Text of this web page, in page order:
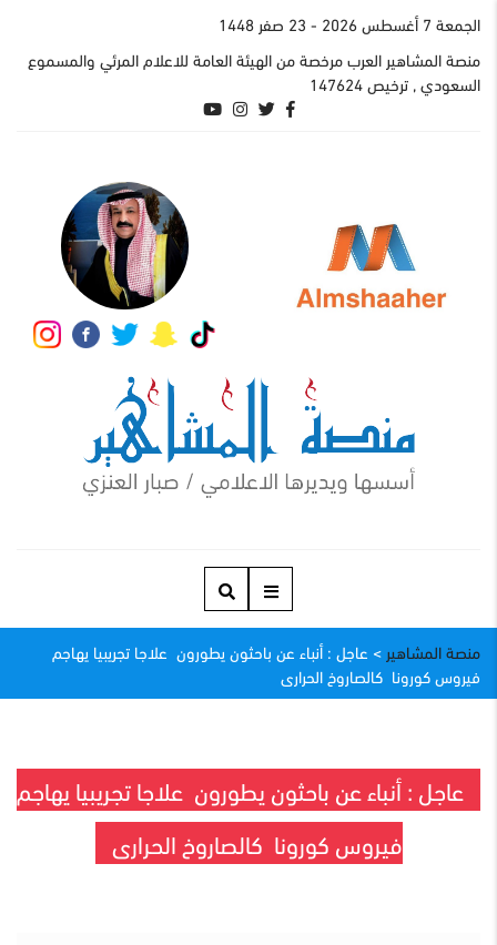
الجمعة 7 أغسطس 2026
- 23 صفر 1448
منصة المشاهير العرب مرخصة من الهيئة العامة للاعلام المرئي والمسموع
السعودي , ترخيص 147624
منصة المشاهير > عاجل : أنباء عن باحثون يطورون علاجا تجريبيا يهاجم
فيروس كورونا كالصاروخ الحرارى
عاجل : أنباء عن باحثون يطورون علاجا تجريبيا يهاجم
فيروس كورونا كالصاروخ الحرارى